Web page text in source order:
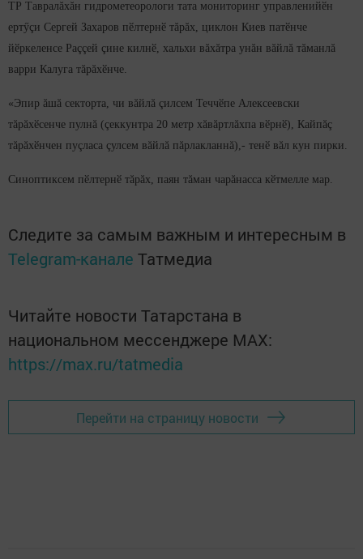
ТР Тавралăхăн гидрометеорологи тата мониторинг управленийӗн
ертӳçи Сергей Захаров пӗлтернӗ тăрăх, циклон Киев патӗнче
йӗркеленсе Раççей çине килнӗ, хальхи вăхăтра унăн вăйлă тăманлă
варри Калуга тăрăхӗнче.
«Эпир ăшă секторта, чи вăйлă çилсем Теччӗпе Алексеевски
тăрăхӗсенче пулнă (çеккунтра 20 метр хăвăртлăхпа вӗрнӗ), Кайпăç
тăрăхӗнчен пуçласа çулсем вăйлă пăрлакланнă),- тенӗ вăл кун пирки.
Синоптиксем пӗлтернӗ тăрăх, паян тăман чарăнасса кӗтмелле мар.
Следите за самым важным и интересным в
Telegram-канале Татмедиа
Читайте новости Татарстана в
национальном мессенджере MАХ:
https://max.ru/tatmedia
Перейти на страницу новости